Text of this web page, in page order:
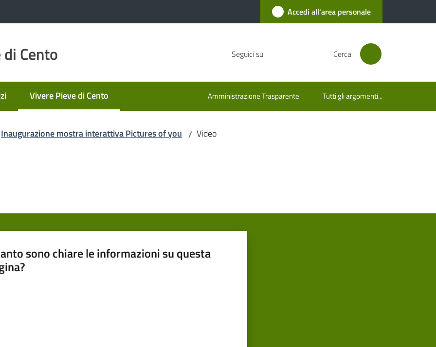
Accedi all'area personale
Cento Seguici su Cerca
Vivere Pieve di Cento
Menu selezionato Amministrazione Trasparente Tutti gli argomenti...
Inaugurazione mostra interattiva Pictures of you / Video
sono chiare le informazioni su questa